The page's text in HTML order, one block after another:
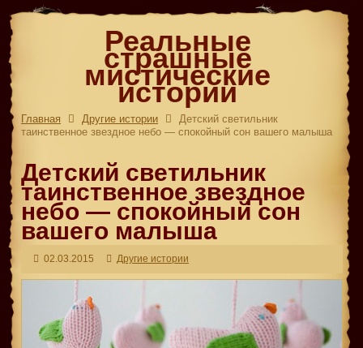
Реальные
страшные
мистические
истории
Главная Другие истории
Детский светильник
таинственное звездное небо — спокойный сон вашего малыша
Детский светильник
таинственное звездное
небо — спокойный сон
вашего малыша
02.03.2015 Другие истории